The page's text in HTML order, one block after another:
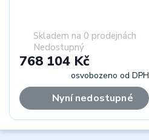
Skladem na 0 prodejnách
Nedostupný
768 104 Kč
osvobozeno od DPH
Nyní nedostupné